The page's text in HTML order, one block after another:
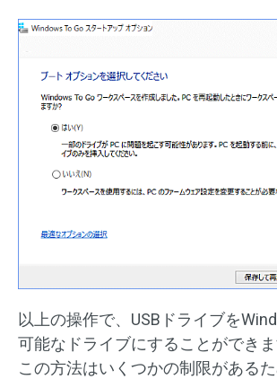
以上の操作で、USBドライブを
可能なドライブにすることができま
この方法はいくつかの制限がある